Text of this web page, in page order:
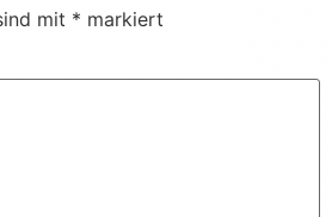
mit * markiert